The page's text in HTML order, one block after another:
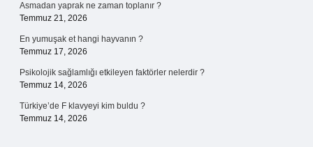
Asmadan yaprak ne zaman toplanır ?
Temmuz 21, 2026
En yumuşak et hangi hayvanın ?
Temmuz 17, 2026
Psikolojik sağlamlığı etkileyen faktörler nelerdir ?
Temmuz 14, 2026
Türkiye’de F klavyeyi kim buldu ?
Temmuz 14, 2026